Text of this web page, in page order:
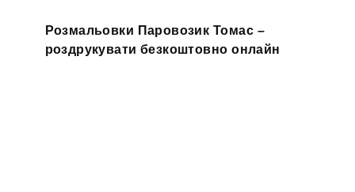
Розмальовки Паровозик Томас –
роздрукувати безкоштовно онлайн